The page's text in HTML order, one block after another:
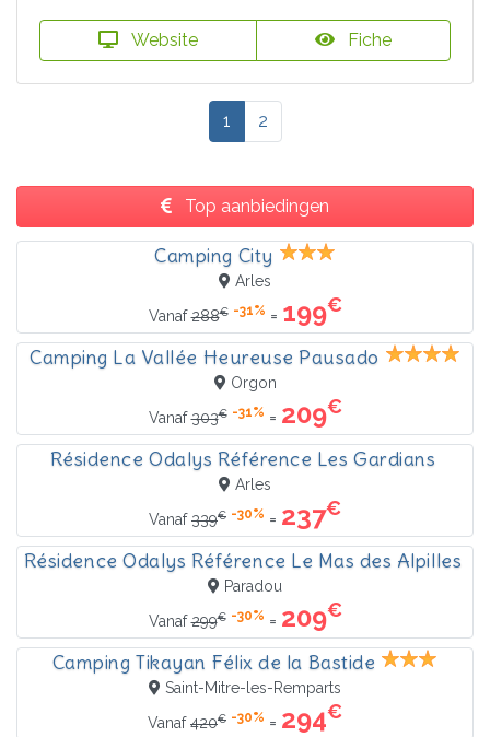
Website Fiche
1 2
Top aanbiedingen
Camping City
Arles
Vanaf288€ -31% = 199€
Camping La Vallée Heureuse Pausado
Orgon
Vanaf303€ -31% = 209€
Résidence Odalys Référence Les Gardians
Arles
Vanaf339€ -30% = 237€
Résidence Odalys Référence Le Mas des Alpilles
Paradou
Vanaf299€ -30% = 209€
Camping Tikayan Félix de la Bastide
Saint-Mitre-les-Remparts
Vanaf420€ -30% = 294€